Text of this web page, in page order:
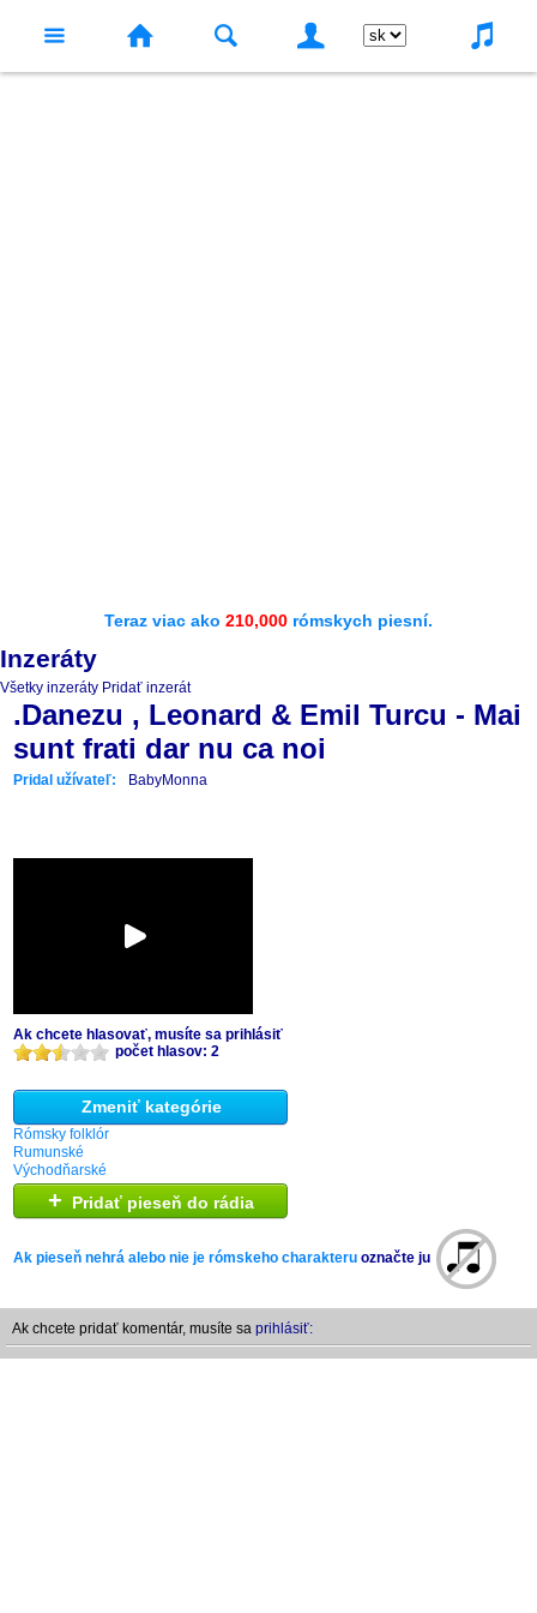
Teraz viac ako 210,000 rómskych piesní.
Inzeráty
Všetky inzeráty Pridať inzerát
.Danezu , Leonard & Emil Turcu - Mai
sunt frati dar nu ca noi
Pridal užívateľ: BabyMonna
Ak chcete hlasovať, musíte sa prihlásiť
počet hlasov: 2
Zmeniť kategórie
Rómsky folklór
Rumunské
Východňarské
+ Pridať pieseň do rádia
Ak pieseň nehrá alebo nie je rómskeho charakteru označte ju
Ak chcete pridať komentár, musíte sa prihlásiť: